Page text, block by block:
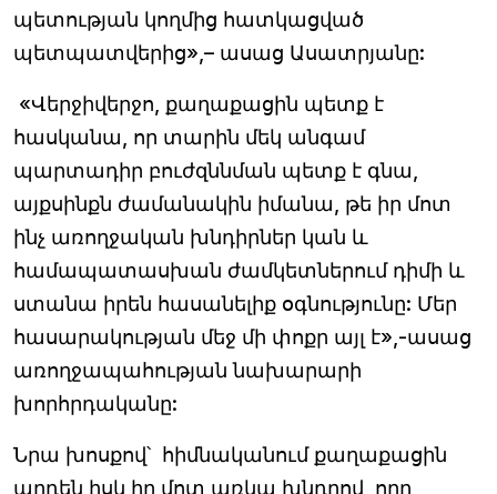
պետության կողմից հատկացված
պետպատվերից»,– ասաց Ասատրյանը:
«Վերջիվերջո, քաղաքացին պետք է
հասկանա, որ տարին մեկ անգամ
պարտադիր բուժզննման պետք է գնա,
այքսինքն ժամանակին իմանա, թե իր մոտ
ինչ առողջական խնդիրներ կան և
համապատասխան ժամկետներում դիմի և
ստանա իրեն հասանելիք օգնությունը: Մեր
հասարակության մեջ մի փոքր այլ է»,-ասաց
առողջապահության նախարարի
խորհրդականը:
Նրա խոսքով՝ հիմնականում քաղաքացին
արդեն իսկ իր մոտ առկա խնդրով, որը